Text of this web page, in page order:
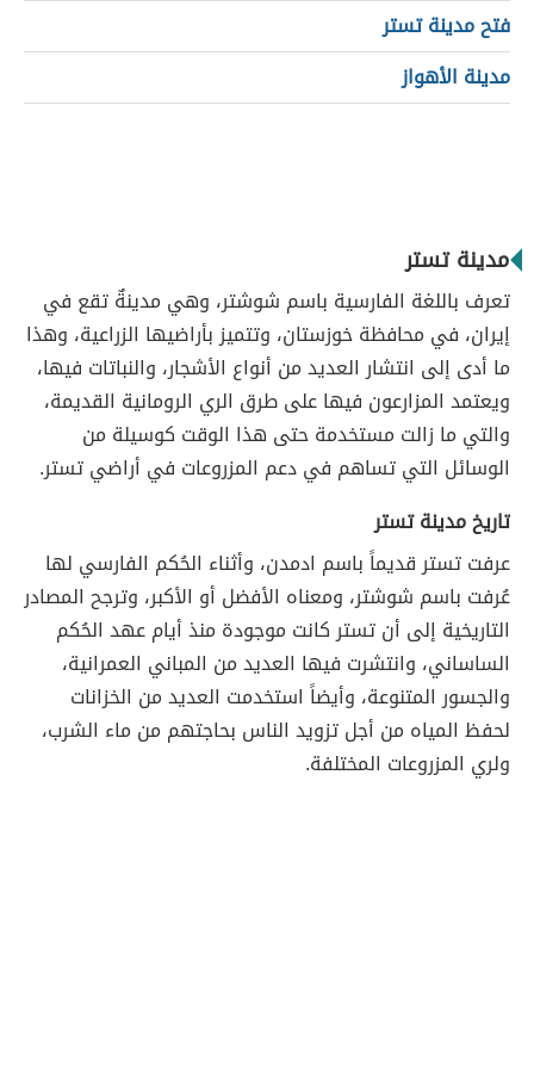
فتح مدينة تستر
مدينة الأهواز
مدينة تستر
تعرف باللغة الفارسية باسم شوشتر، وهي مدينةٌ تقع في
إيران، في محافظة خوزستان، وتتميز بأراضيها الزراعية، وهذا
ما أدى إلى انتشار العديد من أنواع الأشجار، والنباتات فيها،
ويعتمد المزارعون فيها على طرق الري الرومانية القديمة،
والتي ما زالت مستخدمة حتى هذا الوقت كوسيلة من
الوسائل التي تساهم في دعم المزروعات في أراضي تستر.
تاريخ مدينة تستر
عرفت تستر قديماً باسم ادمدن، وأثناء الحُكم الفارسي لها
عُرفت باسم شوشتر، ومعناه الأفضل أو الأكبر، وترجح المصادر
التاريخية إلى أن تستر كانت موجودة منذ أيام عهد الحُكم
الساساني، وانتشرت فيها العديد من المباني العمرانية،
والجسور المتنوعة، وأيضاً استخدمت العديد من الخزانات
لحفظ المياه من أجل تزويد الناس بحاجتهم من ماء الشرب،
ولري المزروعات المختلفة.